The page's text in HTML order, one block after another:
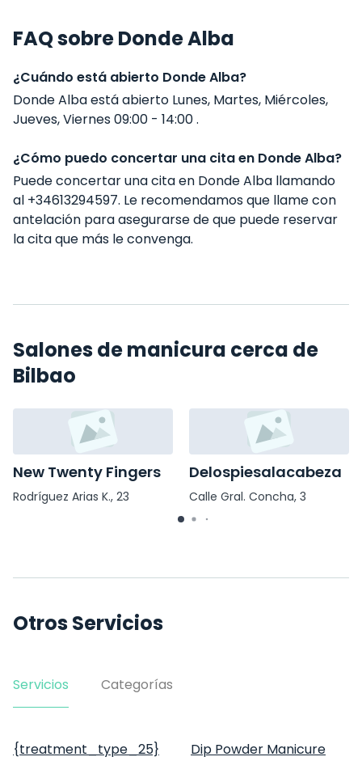
FAQ sobre Donde Alba
¿Cuándo está abierto Donde Alba?
Donde Alba está abierto Lunes, Martes, Miércoles,
Jueves, Viernes 09:00 - 14:00 .
¿Cómo puedo concertar una cita en Donde Alba?
Puede concertar una cita en Donde Alba llamando
al +34613294597. Le recomendamos que llame con
antelación para asegurarse de que puede reservar
la cita que más le convenga.
Salones de manicura cerca de
Bilbao
New Twenty Fingers
Rodríguez Arias K., 23
Delospiesalacabeza
Calle Gral. Concha, 3
Otros Servicios
Servicios Categorías
{treatment_type_25}
Dip Powder Manicure